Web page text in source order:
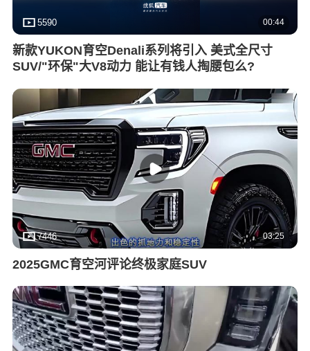
5590 00:44
新款YUKON育空Denali系列将引入 美式全尺寸
SUV/"环保"大V8动力 能让有钱人掏腰包么?
7446 03:25
2025GMC育空河评论终极家庭SUV